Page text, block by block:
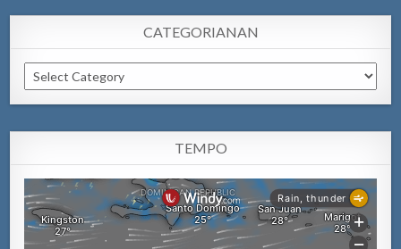
CATEGORIANAN
Categorianan
TEMPO